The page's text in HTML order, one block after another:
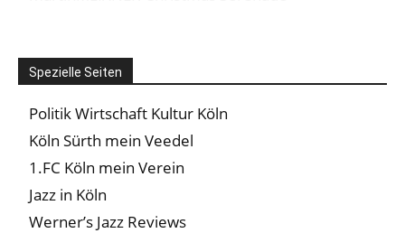
Spezielle Seiten
Politik Wirtschaft Kultur Köln
Köln Sürth mein Veedel
1.FC Köln mein Verein
Jazz in Köln
Werner’s Jazz Reviews